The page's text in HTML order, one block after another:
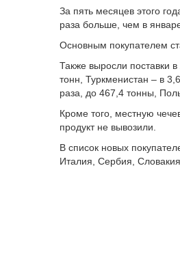
За пять месяцев этого
раза больше, чем в
Основным покупателем
Также выросли поставки
тонн, Туркменистан – в
раза, до 467,4 тонны,
Кроме того, местную
продукт не вывозили.
В список новых
Италия, Сербия,